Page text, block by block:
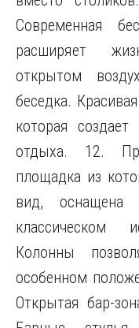
Современная
расширяет
открытом
беседка.
которая
отдыха. 12.
площадка из
вид, оснащена
классическом
Колонны
особенном
Открытая бар-